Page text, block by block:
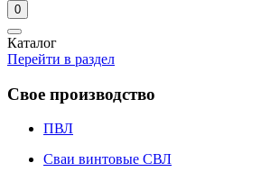
0
Каталог
Перейти в раздел
Свое производство
ПВЛ
Сваи винтовые СВЛ